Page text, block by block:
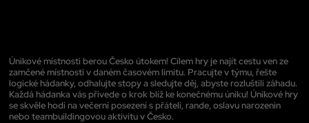
Únikové místnosti berou Česko útokem! Cílem hry je najít cestu ven ze
zamčené místnosti v daném časovém limitu. Pracujte v týmu, řešte
logické hádanky, odhalujte stopy a sledujte děj, abyste rozluštili záhadu.
Každá hádanka vás přivede o krok blíž ke konečnému úniku! Únikové hry
se skvěle hodí na večerní posezení s přáteli, rande, oslavu narozenin
nebo teambuildingovou aktivitu v Česko.